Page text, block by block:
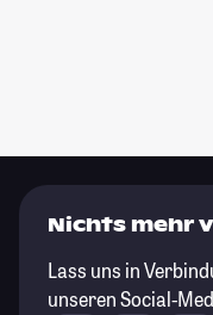
Nichts mehr
Lass uns in
unseren Social-